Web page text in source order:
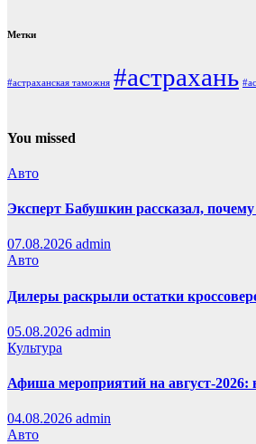
Метки
#астраханская таможня #астрахань
You missed
Авто
Эксперт Бабушкин рассказал,
07.08.2026 admin
Авто
Дилеры раскрыли остатки
05.08.2026 admin
Культура
Афиша мероприятий на август-2026:
04.08.2026 admin
Авто